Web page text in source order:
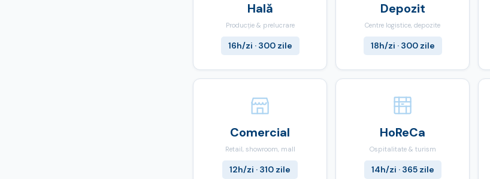
Hală
Producție & prelucrare
16h/zi · 300 zile
Depozit
Centre logistice, depozite
18h/zi · 300 zile
Comercial
Retail, showroom, mall
12h/zi · 310 zile
HoReCa
Ospitalitate & turism
14h/zi · 365 zile